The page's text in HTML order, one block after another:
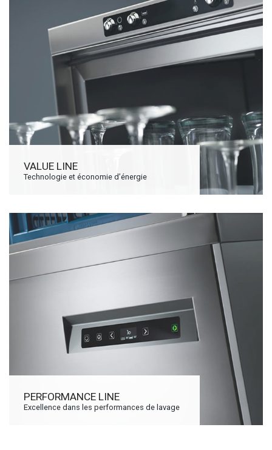
VALUE LINE
Technologie et économie d’énergie
PERFORMANCE LINE
Excellence dans les performances de lavage